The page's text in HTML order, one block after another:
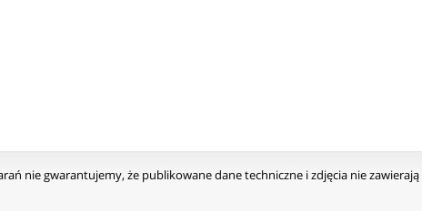
nie gwarantujemy, że publikowane dane techniczne i zdjęcia nie